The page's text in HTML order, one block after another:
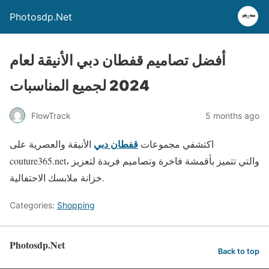
Photosdp.Net
أفضل تصاميم قفطان دبي الأنيقة لعام
2024 لجميع المناسبات
FlowTrack 5 months ago
اكتشفي مجموعات قفطان دبي الأنيقة والعصرية على
couture365.net، والتي تتميز بأقمشة فاخرة وتصاميم فريدة لتعزيز
خزانة ملابسك الاحتفالية.
Categories: Shopping
Photosdp.Net Back to top